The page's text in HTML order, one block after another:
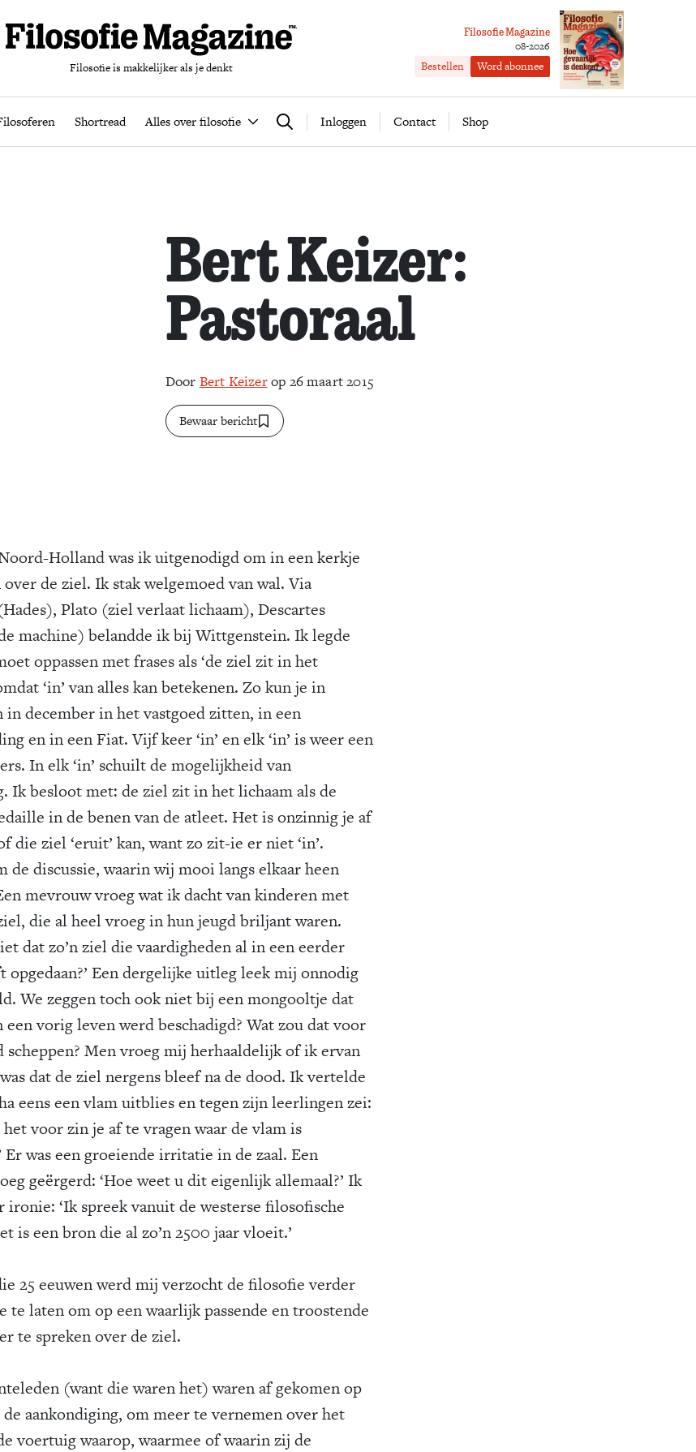
Filosofie is makkelijker als je denkt
Filosofie Magazine
08-2026
Bestellen Word abonnee
Shortread Alles over filosofie Zoeken Inloggen Contact Shop
Podcast Leren Filosoferen Shortread Alles over filosofie Word abonnee
Bert Keizer:
Pastoraal
Door Bert Keizerop 26 maart 2015
Bewaar bericht
Holland was ik uitgenodigd om in een kerkje
de ziel. Ik stak welgemoed van wal. Via
Plato (ziel verlaat lichaam), Descartes
machine) belandde ik bij Wittgenstein. Ik legde
oppassen met frases als ‘de ziel zit in het
‘in’ van alles kan betekenen. Zo kun je in
in december in het vastgoed zitten, in een
en in een Fiat. Vijf keer ‘in’ en elk ‘in’ is weer een
In elk ‘in’ schuilt de mogelijkheid van
Ik besloot met: de ziel zit in het lichaam als de
in de benen van de atleet. Het is onzinnig je af
die ziel ‘eruit’ kan, want zo zit-ie er niet ‘in’.
de discussie, waarin wij mooi langs elkaar heen
mevrouw vroeg wat ik dacht van kinderen met
die al heel vroeg in hun jeugd briljant waren.
dat zo’n ziel die vaardigheden al in een eerder
opgedaan?’ Een dergelijke uitleg leek mij onnodig
We zeggen toch ook niet bij een mongooltje dat
vorig leven werd beschadigd? Wat zou dat voor
scheppen? Men vroeg mij herhaaldelijk of ik ervan
dat de ziel nergens bleef na de dood. Ik vertelde
eens een vlam uitblies en tegen zijn leerlingen zei:
het voor zin je af te vragen waar de vlam is
Er was een groeiende irritatie in de zaal. Een
geërgerd: ‘Hoe weet u dit eigenlijk allemaal?’ Ik
ironie: ‘Ik spreek vanuit de westerse filosofische
is een bron die al zo’n 2500 jaar vloeit.’
25 eeuwen werd mij verzocht de filosofie verder
te laten om op een waarlijk passende en troostende
te spreken over de ziel.
(want die waren het) waren af gekomen op
de aankondiging, om meer te vernemen over het
voertuig waarop, waarmee of waarin zij de